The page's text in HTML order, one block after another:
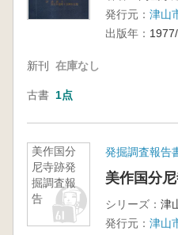
発行元： 津山
出版年： 1977/
新刊 在庫なし
古書 1点
美作国分
尼寺跡発
掘調査報
告
発掘調査報告
美作国分
シリーズ：
発行元： 津山